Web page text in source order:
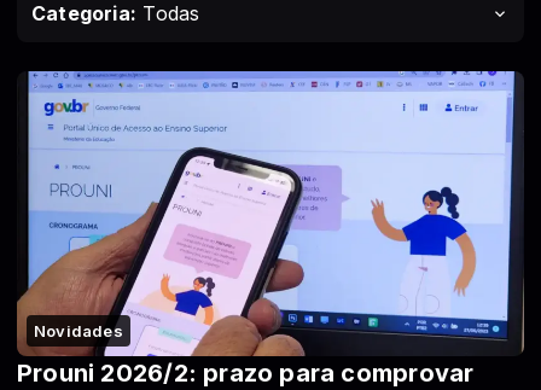
Categoria: Todas
Novidades
Prouni 2026/2: prazo para comprovar